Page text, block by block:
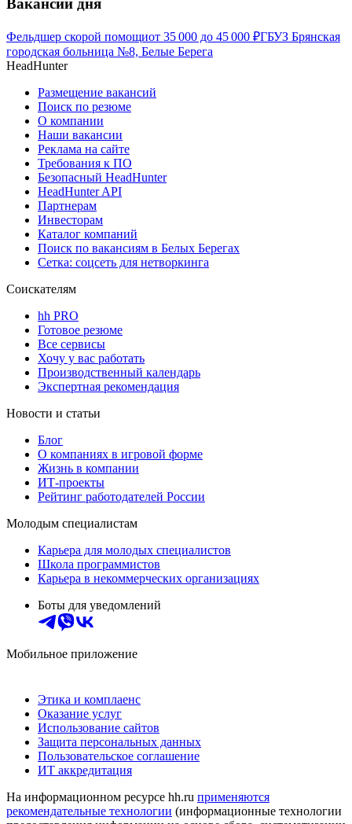
Вакансии дня
Фельдшер скорой помощиот 35 000 до 45 000 ₽ГБУЗ Брянская
городская больница №8, Белые Берега
HeadHunter
Размещение вакансий
Поиск по резюме
О компании
Наши вакансии
Реклама на сайте
Требования к ПО
Безопасный HeadHunter
HeadHunter API
Партнерам
Инвесторам
Каталог компаний
Поиск по вакансиям в Белых Берегах
Сетка: соцсеть для нетворкинга
Соискателям
hh PRO
Готовое резюме
Все сервисы
Хочу у вас работать
Производственный календарь
Экспертная рекомендация
Новости и статьи
Блог
О компаниях в игровой форме
Жизнь в компании
ИТ-проекты
Рейтинг работодателей России
Молодым специалистам
Карьера для молодых специалистов
Школа программистов
Карьера в некоммерческих организациях
Боты для уведомлений
Мобильное приложение
Этика и комплаенс
Оказание услуг
Использование сайтов
Защита персональных данных
Пользовательское соглашение
ИТ аккредитация
На информационном ресурсе hh.ru применяются
рекомендательные технологии (информационные технологии